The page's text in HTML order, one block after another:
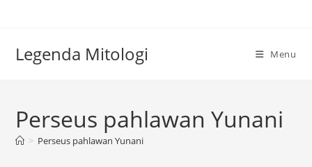
Legenda Mitologi Menu
Perseus pahlawan Yunani
> Perseus pahlawan Yunani